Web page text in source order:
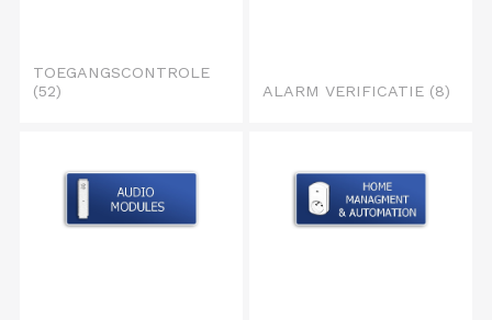
TOEGANGSCONTROLE
(52)
ALARM VERIFICATIE (8)